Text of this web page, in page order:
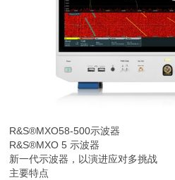
R&S®MXO58-500示波器
R&S®MXO 5 示波器
新一代示波器，以演进应对多挑战
主要特点